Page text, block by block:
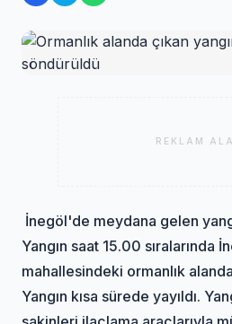
REKLAM
İnegöl'de meydana gelen
Yangın saat 15.00 sıralarında
mahallesindeki ormanlık
Yangın kısa sürede yayıldı.